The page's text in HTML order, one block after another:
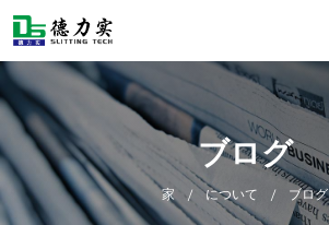
ブログ
家 / について / ブログ